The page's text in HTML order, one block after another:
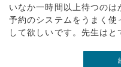
いなか一時間以上待つのは
予約のシステムをうまく
して欲しいです。先生は